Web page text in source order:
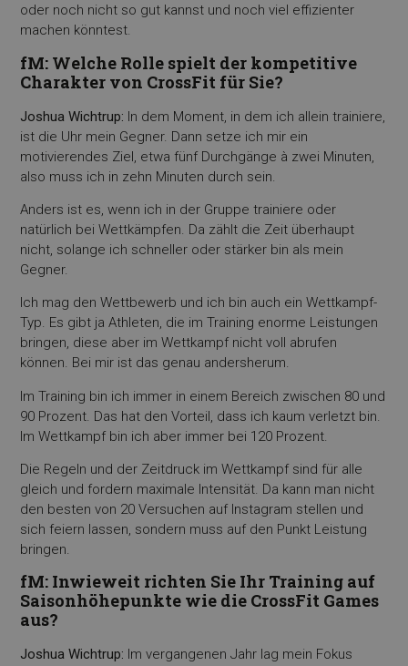
oder noch nicht so gut kannst und noch viel effizienter
machen könntest.
fM: Welche Rolle spielt der kompetitive
Charakter von CrossFit für Sie?
Joshua Wichtrup: In dem Moment, in dem ich allein trainiere,
ist die Uhr mein Gegner. Dann setze ich mir ein
motivierendes Ziel, etwa fünf Durchgänge à zwei Minuten,
also muss ich in zehn Minuten durch sein.
Anders ist es, wenn ich in der Gruppe trainiere oder
natürlich bei Wettkämpfen. Da zählt die Zeit überhaupt
nicht, solange ich schneller oder stärker bin als mein
Gegner.
Ich mag den Wettbewerb und ich bin auch ein Wettkampf-
Typ. Es gibt ja Athleten, die im Training enorme Leistungen
bringen, diese aber im Wettkampf nicht voll abrufen
können. Bei mir ist das genau andersherum.
Im Training bin ich immer in einem Bereich zwischen 80 und
90 Prozent. Das hat den Vorteil, dass ich kaum verletzt bin.
Im Wettkampf bin ich aber immer bei 120 Prozent.
Die Regeln und der Zeitdruck im Wettkampf sind für alle
gleich und fordern maximale Intensität. Da kann man nicht
den besten von 20 Versuchen auf Instagram stellen und
sich feiern lassen, sondern muss auf den Punkt Leistung
bringen.
fM: Inwieweit richten Sie Ihr Training auf
Saisonhöhepunkte wie die CrossFit Games
aus?
Joshua Wichtrup: Im vergangenen Jahr lag mein Fokus